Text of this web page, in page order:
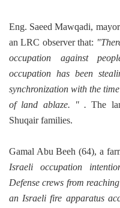
Eng. Saeed Mawqadi,
an LRC observer that:
occupation against
occupation has been
synchronization with the
of land ablaze. " .The
Shuqair families.
Gamal Abu Beeh (64), a
Israeli occupation
Defense crews from
an Israeli fire apparatus